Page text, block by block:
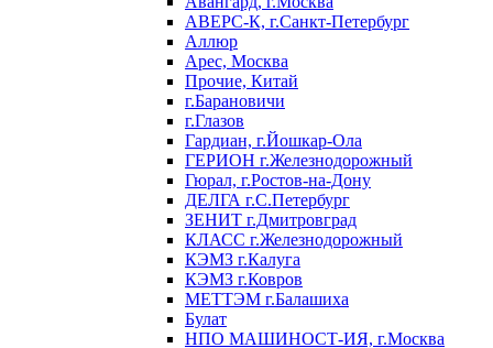
АВЕРС-К, г.Санкт-Петербург
Аллюр
Арес, Москва
Прочие, Китай
г.Барановичи
г.Глазов
Гардиан, г.Йошкар-Ола
ГЕРИОН г.Железнодорожный
Гюрал, г.Ростов-на-Дону
ДЕЛГА г.С.Петербург
ЗЕНИТ г.Дмитровград
КЛАСС г.Железнодорожный
КЭМЗ г.Калуга
КЭМЗ г.Ковров
МЕТТЭМ г.Балашиха
Булат
НПО МАШИНОСТ-ИЯ, г.Москва